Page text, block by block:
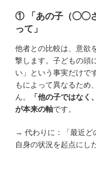
① 「あの子（◯◯さ
って」
他者との比較は、意欲
撃します。子どもの頭
い」という事実だけで
もによって異なるため
ん。
「他の子ではなく
が本来の軸です。
→ 代わりに：「最近ど
自身の状況を起点にし